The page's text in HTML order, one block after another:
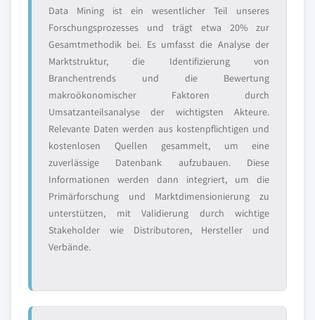
Data Mining ist ein wesentlicher Teil unseres
Forschungsprozesses und trägt etwa 20% zur
Gesamtmethodik bei. Es umfasst die Analyse der
Marktstruktur, die Identifizierung von
Branchentrends und die Bewertung
makroökonomischer Faktoren durch
Umsatzanteilsanalyse der wichtigsten Akteure.
Relevante Daten werden aus kostenpflichtigen und
kostenlosen Quellen gesammelt, um eine
zuverlässige Datenbank aufzubauen. Diese
Informationen werden dann integriert, um die
Primärforschung und Marktdimensionierung zu
unterstützen, mit Validierung durch wichtige
Stakeholder wie Distributoren, Hersteller und
Verbände.